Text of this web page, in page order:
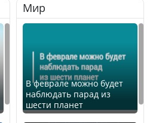
Мир
В феврале можно будет
наблюдать парад из
шести планет